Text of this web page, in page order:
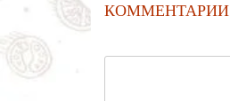
КОММЕНТАРИИ